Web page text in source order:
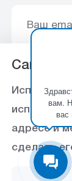
вам.
вас
© 2003-
БИК
Сайт
Используя
адресе и
сделать